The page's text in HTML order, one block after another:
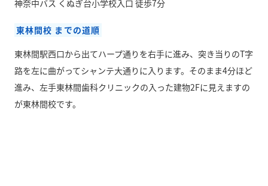
神奈中バス くぬぎ台小学校入口 徒歩7分
東林間校 までの道順
東林間駅西口から出てハープ通りを右手に進み、突き当りのT字
路を左に曲がってシャンテ大通りに入ります。そのまま4分ほど
進み、左手東林間歯科クリニックの入った建物2Fに見えますの
が東林間校です。